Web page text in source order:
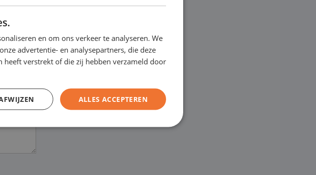
DUTCH
GERMAN
en om ons verkeer te analyseren. We
advertentie- en analysepartners, die deze
verstrekt of die zij hebben verzameld door
ALLES ACCEPTEREN